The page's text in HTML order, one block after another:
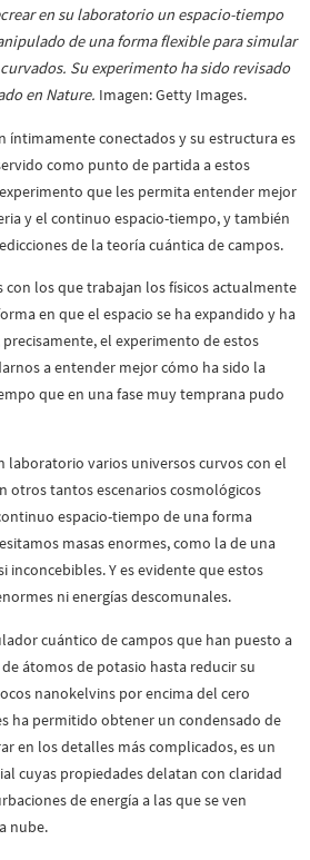
en su laboratorio un espacio-tiempo
de una forma flexible para simular
Su experimento ha sido revisado
en Nature. Imagen: Getty Images.
íntimamente conectados y su estructura es
como punto de partida a estos
que les permita entender mejor
y el continuo espacio-tiempo, y también
de la teoría cuántica de campos.
con los que trabajan los físicos actualmente
en que el espacio se ha expandido y ha
el experimento de estos
a entender mejor cómo ha sido la
que en una fase muy temprana pudo
laboratorio varios universos curvos con el
otros tantos escenarios cosmológicos
espacio-tiempo de una forma
masas enormes, como la de una
inconcebibles. Y es evidente que estos
ni energías descomunales.
cuántico de campos que han puesto a
átomos de potasio hasta reducir su
nanokelvins por encima del cero
ha permitido obtener un condensado de
en los detalles más complicados, es un
cuyas propiedades delatan con claridad
de energía a las que se ven
nube.